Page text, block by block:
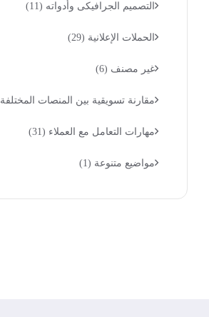
التصميم الجرافيكى وأدواته (11)
الحملات الإعلانية (29)
غير مصنف (6)
مقارنة تسويقية بين المنصات المختلفة
مهارات التعامل مع العملاء (31)
مواضيع متنوعة (1)